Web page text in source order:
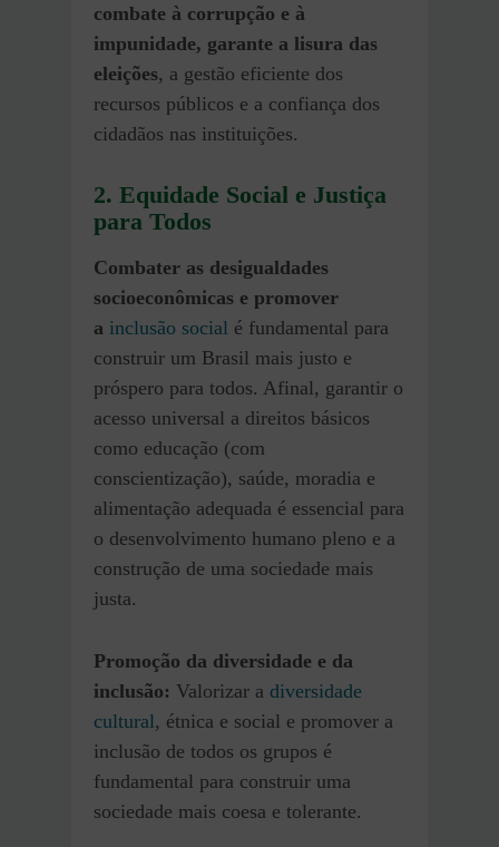
combate à corrupção e à
impunidade, garante a lisura das
eleições, a gestão eficiente dos
recursos públicos e a confiança dos
cidadãos nas instituições.
2. Equidade Social e Justiça
para Todos
Combater as desigualdades
socioeconômicas e promover
a inclusão social é fundamental para
construir um Brasil mais justo e
próspero para todos. Afinal, garantir o
acesso universal a direitos básicos
como educação (com
conscientização), saúde, moradia e
alimentação adequada é essencial para
o desenvolvimento humano pleno e a
construção de uma sociedade mais
justa.
Promoção da diversidade e da
inclusão: Valorizar a diversidade
cultural, étnica e social e promover a
inclusão de todos os grupos é
fundamental para construir uma
sociedade mais coesa e tolerante.